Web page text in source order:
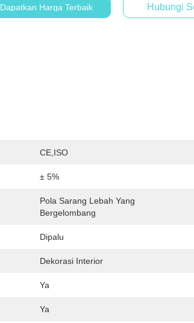
Dapatkan Harga Terbaik Hubungi
CE,ISO
± 5%
Pola Sarang Lebah Yang
Bergelombang
Dipalu
Dekorasi Interior
Ya
Ya